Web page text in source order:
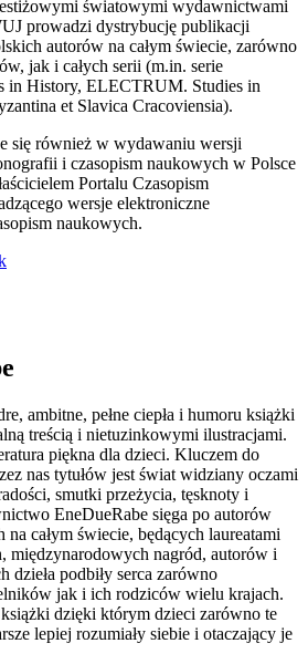
światowymi wydawnictwami
prowadzi dystrybucję publikacji
autorów na całym świecie, zarówno
jak i całych serii (m.in. serie
in History, ELECTRUM. Studies in
et Slavica Cracoviensia).
się również w wydawaniu wersji
i czasopism naukowych w Polsce
Portalu Czasopism
wersje elektroniczne
naukowych.
ambitne, pełne ciepła i humoru książki
treścią i nietuzinkowymi ilustracjami.
piękna dla dzieci. Kluczem do
nas tytułów jest świat widziany oczami
smutki przeżycia, tęsknoty i
EneDueRabe sięga po autorów
na całym świecie, będących laureatami
międzynarodowych nagród, autorów i
dzieła podbiły serca zarówno
jak i ich rodziców wielu krajach.
dzięki którym dzieci zarówno te
lepiej rozumiały siebie i otaczający je